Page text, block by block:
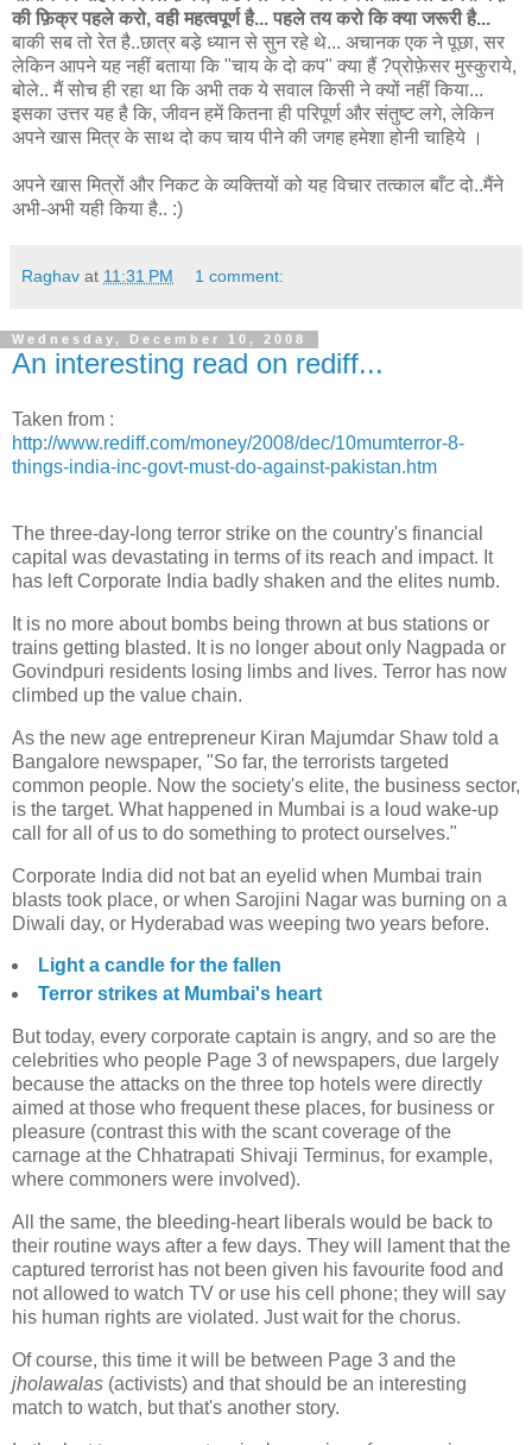
की फ़िक्र पहले करो, वही महत्वपूर्ण है... पहले तय करो कि क्या जरूरी है...
बाकी सब तो रेत है..छात्र बडे़ ध्यान से सुन रहे थे... अचानक एक ने पूछा, सर
लेकिन आपने यह नहीं बताया कि "चाय के दो कप" क्या हैं ?प्रोफ़ेसर मुस्कुराये,
बोले.. मैं सोच ही रहा था कि अभी तक ये सवाल किसी ने क्यों नहीं किया...
इसका उत्तर यह है कि, जीवन हमें कितना ही परिपूर्ण और संतुष्ट लगे, लेकिन
अपने खास मित्र के साथ दो कप चाय पीने की जगह हमेशा होनी चाहिये ।
अपने खास मित्रों और निकट के व्यक्तियों को यह विचार तत्काल बाँट दो..मैंने
अभी-अभी यही किया है.. :)
Raghav at 11:31 PM 1 comment:
Wednesday, December 10, 2008
An interesting read on rediff...
Taken from :
http://www.rediff.com/money/2008/dec/10mumterror-8-
things-india-inc-govt-must-do-against-pakistan.htm
The three-day-long terror strike on the country's financial
capital was devastating in terms of its reach and impact. It
has left Corporate India badly shaken and the elites numb.
It is no more about bombs being thrown at bus stations or
trains getting blasted. It is no longer about only Nagpada or
Govindpuri residents losing limbs and lives. Terror has now
climbed up the value chain.
As the new age entrepreneur Kiran Majumdar Shaw told a
Bangalore newspaper, "So far, the terrorists targeted
common people. Now the society's elite, the business sector,
is the target. What happened in Mumbai is a loud wake-up
call for all of us to do something to protect ourselves."
Corporate India did not bat an eyelid when Mumbai train
blasts took place, or when Sarojini Nagar was burning on a
Diwali day, or Hyderabad was weeping two years before.
Light a candle for the fallen
Terror strikes at Mumbai's heart
But today, every corporate captain is angry, and so are the
celebrities who people Page 3 of newspapers, due largely
because the attacks on the three top hotels were directly
aimed at those who frequent these places, for business or
pleasure (contrast this with the scant coverage of the
carnage at the Chhatrapati Shivaji Terminus, for example,
where commoners were involved).
All the same, the bleeding-heart liberals would be back to
their routine ways after a few days. They will lament that the
captured terrorist has not been given his favourite food and
not allowed to watch TV or use his cell phone; they will say
his human rights are violated. Just wait for the chorus.
Of course, this time it will be between Page 3 and the
jholawalas (activists) and that should be an interesting
match to watch, but that's another story.